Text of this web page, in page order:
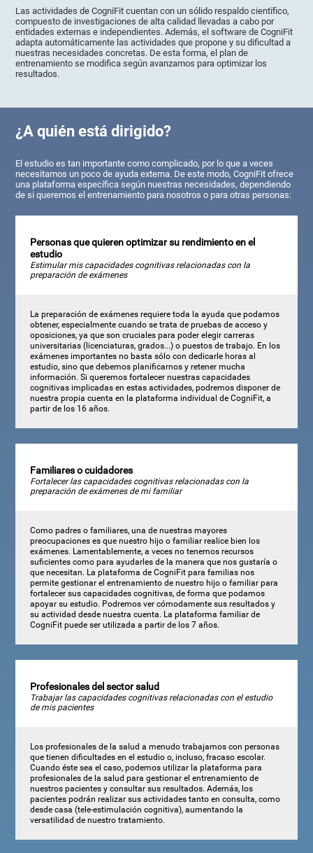
Las actividades de CogniFit cuentan con un sólido respaldo científico,
compuesto de investigaciones de alta calidad llevadas a cabo por
entidades externas e independientes. Además, el software de CogniFit
adapta automáticamente las actividades que propone y su dificultad a
nuestras necesidades concretas. De esta forma, el plan de
entrenamiento se modifica según avanzamos para optimizar los
resultados.
¿A quién está dirigido?
El estudio es tan importante como complicado, por lo que a veces
necesitamos un poco de ayuda externa. De este modo, CogniFit ofrece
una plataforma específica según nuestras necesidades, dependiendo
de si queremos el entrenamiento para nosotros o para otras personas:
Personas que quieren optimizar su rendimiento en el
estudio
Estimular mis capacidades cognitivas relacionadas con la
preparación de exámenes
La preparación de exámenes requiere toda la ayuda que podamos
obtener, especialmente cuando se trata de pruebas de acceso y
oposiciones, ya que son cruciales para poder elegir carreras
universitarias (licenciaturas, grados...) o puestos de trabajo. En los
exámenes importantes no basta sólo con dedicarle horas al
estudio, sino que debemos planificarnos y retener mucha
información. Si queremos fortalecer nuestras capacidades
cognitivas implicadas en estas actividades, podremos disponer de
nuestra propia cuenta en la plataforma individual de CogniFit, a
partir de los 16 años.
Familiares o cuidadores
Fortalecer las capacidades cognitivas relacionadas con la
preparación de exámenes de mi familiar
Como padres o familiares, una de nuestras mayores
preocupaciones es que nuestro hijo o familiar realice bien los
exámenes. Lamentablemente, a veces no tenemos recursos
suficientes como para ayudarles de la manera que nos gustaría o
que necesitan. La plataforma de CogniFit para familias nos
permite gestionar el entrenamiento de nuestro hijo o familiar para
fortalecer sus capacidades cognitivas, de forma que podamos
apoyar su estudio. Podremos ver cómodamente sus resultados y
su actividad desde nuestra cuenta. La plataforma familiar de
CogniFit puede ser utilizada a partir de los 7 años.
Profesionales del sector salud
Trabajar las capacidades cognitivas relacionadas con el estudio
de mis pacientes
Los profesionales de la salud a menudo trabajamos con personas
que tienen dificultades en el estudio o, incluso, fracaso escolar.
Cuando éste sea el caso, podemos utilizar la plataforma para
profesionales de la salud para gestionar el entrenamiento de
nuestros pacientes y consultar sus resultados. Además, los
pacientes podrán realizar sus actividades tanto en consulta, como
desde casa (tele-estimulación cognitiva), aumentando la
versatilidad de nuestro tratamiento.